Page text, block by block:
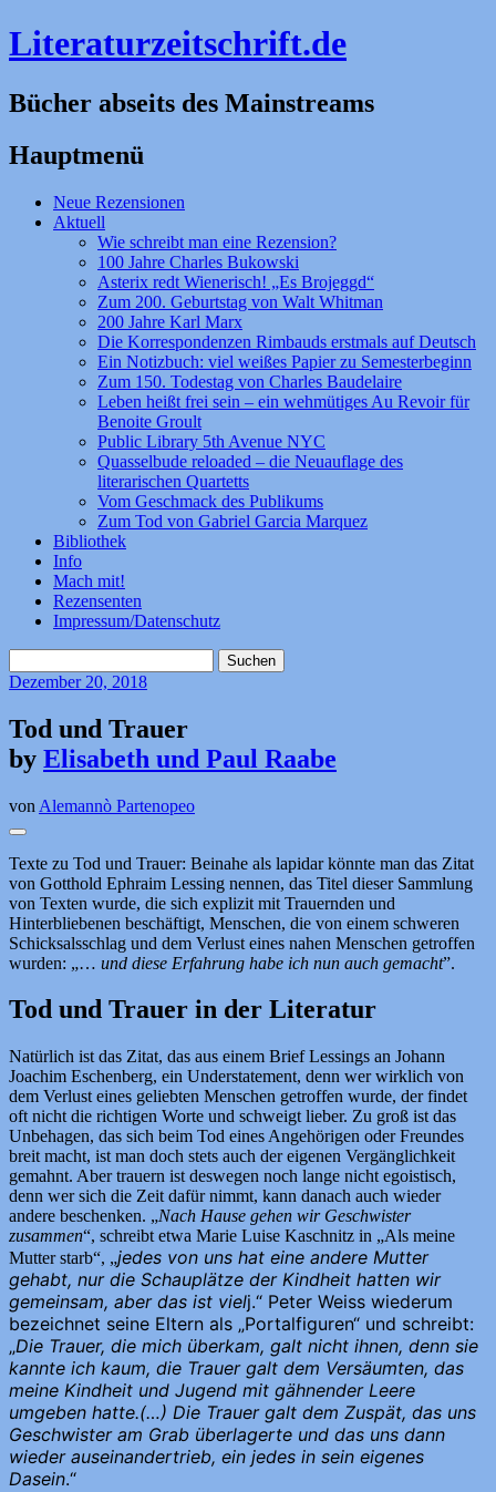
Literaturzeitschrift.de
Bücher abseits des Mainstreams
Hauptmenü
Zum
Inhalt
Neue Rezensionen
Aktuell
Wie schreibt man eine Rezension?
100 Jahre Charles Bukowski
Asterix redt Wienerisch! „Es Brojeggd“
Zum 200. Geburtstag von Walt Whitman
200 Jahre Karl Marx
Die Korrespondenzen Rimbauds erstmals auf Deutsch
Ein Notizbuch: viel weißes Papier zu Semesterbeginn
Zum 150. Todestag von Charles Baudelaire
Leben heißt frei sein – ein wehmütiges Au Revoir für
Benoite Groult
Public Library 5th Avenue NYC
Quasselbude reloaded – die Neuauflage des
literarischen Quartetts
Vom Geschmack des Publikums
Zum Tod von Gabriel Garcia Marquez
Bibliothek
Info
Mach mit!
Rezensenten
Impressum/Datenschutz
nach:
Dezember20, 2018
Tod und Trauer
by Elisabeth und Paul Raabe
von Alemannò Partenopeo
Texte zu Tod und Trauer: Beinahe als lapidar könnte man das Zitat
von Gotthold Ephraim Lessing nennen, das Titel dieser Sammlung
von Texten wurde, die sich explizit mit Trauernden und
Hinterbliebenen beschäftigt, Menschen, die von einem schweren
Schicksalsschlag und dem Verlust eines nahen Menschen getroffen
wurden: „… und diese Erfahrung habe ich nun auch gemacht”.
Tod und Trauer in der Literatur
Natürlich ist das Zitat, das aus einem Brief Lessings an Johann
Joachim Eschenberg, ein Understatement, denn wer wirklich von
dem Verlust eines geliebten Menschen getroffen wurde, der findet
oft nicht die richtigen Worte und schweigt lieber. Zu groß ist das
Unbehagen, das sich beim Tod eines Angehörigen oder Freundes
breit macht, ist man doch stets auch der eigenen Vergänglichkeit
gemahnt. Aber trauern ist deswegen noch lange nicht egoistisch,
denn wer sich die Zeit dafür nimmt, kann danach auch wieder
andere beschenken. „Nach Hause gehen wir Geschwister
zusammen“, schreibt etwa Marie Luise Kaschnitz in „Als meine
Mutter starb“, „jedes von uns hat eine andere Mutter
gehabt, nur die Schauplätze der Kindheit hatten wir
gemeinsam, aber das ist vielj.“ Peter Weiss wiederum
bezeichnet seine Eltern als „Portalfiguren“ und schreibt:
„Die Trauer, die mich überkam, galt nicht ihnen, denn sie
kannte ich kaum, die Trauer galt dem Versäumten, das
meine Kindheit und Jugend mit gähnender Leere
umgeben hatte.(…) Die Trauer galt dem Zuspät, das uns
Geschwister am Grab überlagerte und das uns dann
wieder auseinandertrieb, ein jedes in sein eigenes
Dasein.“